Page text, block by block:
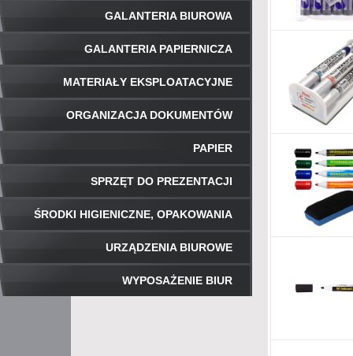
GALANTERIA BIUROWA
GALANTERIA PAPIERNICZA
MATERIAŁY EKSPLOATACYJNE
ORGANIZACJA DOKUMENTÓW
PAPIER
SPRZĘT DO PREZENTACJI
ŚRODKI HIGIENICZNE, OPAKOWANIA
URZĄDZENIA BIUROWE
WYPOSAŻENIE BIUR